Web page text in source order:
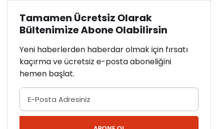
Tamamen Ücretsiz Olarak
Bültenimize Abone Olabilirsin
Yeni haberlerden haberdar olmak için fırsatı
kaçırma ve ücretsiz e-posta aboneliğini
hemen başlat.